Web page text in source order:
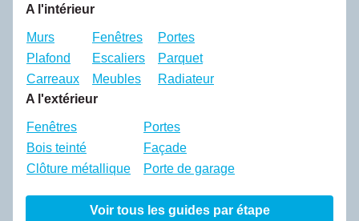
A l'intérieur
Murs Fenêtres
Portes
Plafond
Escaliers
Parquet
Carreaux
Meubles
Radiateur
A l'extérieur
Fenêtres
Portes
Bois teinté
Façade
Clôture métallique
Porte de garage
Voir tous les guides par étape